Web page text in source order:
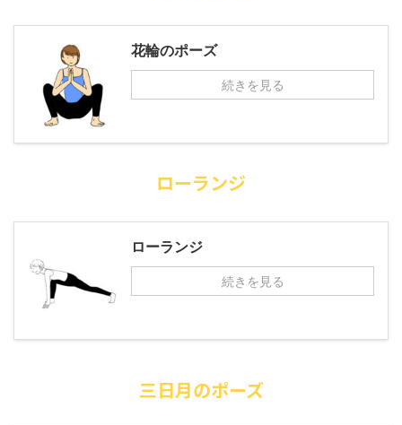
花輪のポーズ
続きを見る
ローランジ
ローランジ
続きを見る
三日月のポーズ